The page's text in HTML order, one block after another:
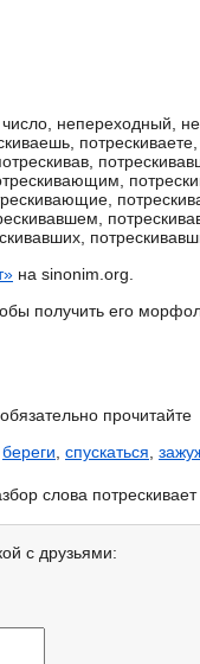
число, непереходный,
на sinonim.org.
получить его
прочитайте
береги спускаться
слова потрескивает
с друзьями: